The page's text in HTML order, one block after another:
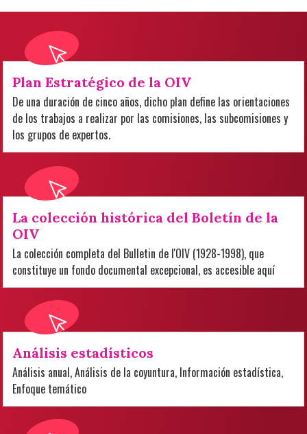
Plan Estratégico de la OIV
De una duración de cinco años, dicho plan define las orientaciones
de los trabajos a realizar por las comisiones, las subcomisiones y
los grupos de expertos.
La colección histórica del Boletín de la
OIV
La colección completa del Bulletin de l'OIV (1928-1998), que
constituye un fondo documental excepcional, es accesible aquí
Análisis estadísticos
Análisis anual, Análisis de la coyuntura, Información estadística,
Enfoque temático